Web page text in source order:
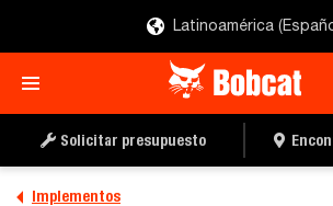
Latinoamérica
Solicitar presupuesto
Implementos
LOCALIZAR